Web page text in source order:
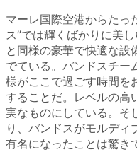
マーレ国際空港からたっ
ス”では輝くばかりに美
と同様の豪華で快適な設
でている。バンドスチー
様がここで過ごす時間を
することだ。レベルの高
実なものにしている。そ
り、バンドスがモルディ
有名になったことは驚き